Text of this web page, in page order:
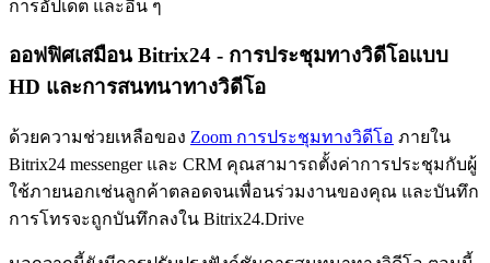
การอัปเดต และอื่น ๆ
ออฟฟิศเสมือน Bitrix24 - การประชุมทางวิดีโอแบบ
HD และการสนทนาทางวิดีโอ
ด้วยความช่วยเหลือของ Zoom การประชุมทางวิดีโอ ภายใน
Bitrix24 messenger และ CRM คุณสามารถตั้งค่าการประชุมกับผู้
ใช้ภายนอกเช่นลูกค้าตลอดจนเพื่อนร่วมงานของคุณ และบันทึก
การโทรจะถูกบันทึกลงใน Bitrix24.Drive